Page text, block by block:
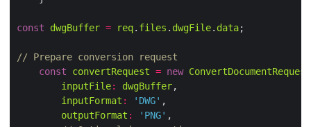
const dwgBuffer = req. files . dwgFile. data
// Prepare conversion request
const
convertRequest = new ConvertDocumentRequest
inputFile: dwgBuffer
inputFormat : 'DWG'
outputFormat : 'PNG'